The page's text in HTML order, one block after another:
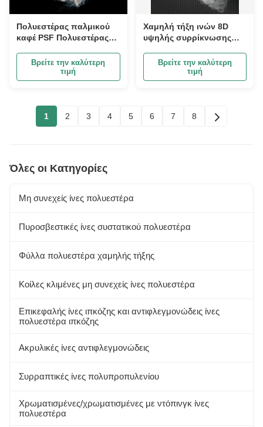
Πολυεστέρας παλμικού
καφέ PSF Πολυεστέρας
αντοχής για υφαντικές
Βρείτε την καλύτερη
τιμή
Χαμηλή τήξη ινών 8D
υψηλής συρρίκνωσης
εσωτερικά οχήματα
Βρείτε την καλύτερη
τιμή
1 2 3 4 5 6 7 8
Όλες οι Κατηγορίες
Μη συνεχείς ίνες πολυεστέρα
Πυροσβεστικές ίνες συστατικού πολυεστέρα
Φύλλα πολυεστέρα χαμηλής τήξης
Κοίλες κλιμένες μη συνεχείς ίνες πολυεστέρα
Επικεφαλής ίνες ιπκόζης και αντιφλεγμονώδεις ίνες
πολυεστέρα ιπκόζης
Ακρυλικές ίνες αντιφλεγμονώδεις
Συρραπτικές ίνες πολυπροπυλενίου
Χρωματισμένες/χρωματισμένες με ντόπινγκ ίνες
πολυεστέρα